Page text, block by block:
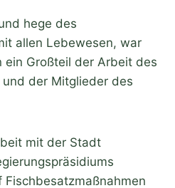
hege des
allen Lebewesen, war
ein Großteil der Arbeit des
der Mitglieder des
mit der Stadt
Fischbesatzmaßnahmen